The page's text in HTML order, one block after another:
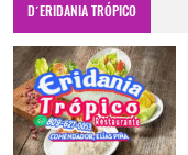
D´ERIDANIA TRÓPICO